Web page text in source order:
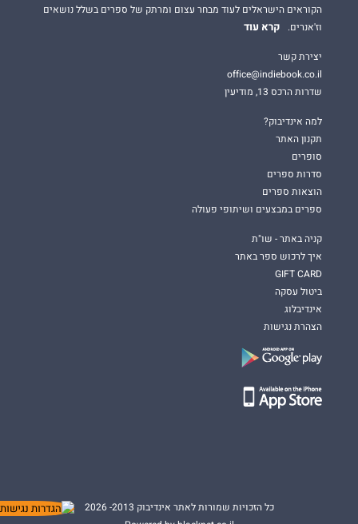
הקוראים הישראלים לעוד מבחר עצום ומרתק של ספרים בשלל נושאים
וז'אנרים.
קרא עוד
יצירת קשר
office@indiebook.co.il
שדרות הרכס 13, מודיעין
למה אינדיבוק?
תקנון האתר
סופרים
סדרות ספרים
הוצאות ספרים
ספרים במבצעים ושיתופי פעולה
קניה באתר - שו"ת
איך לרכוש ספר באתר
GIFT CARD
ביטול עסקה
אינדיבלוג
הצהרת נגישות
כל הזכויות שמורות לאתר אינדיבוק 2013- 2026